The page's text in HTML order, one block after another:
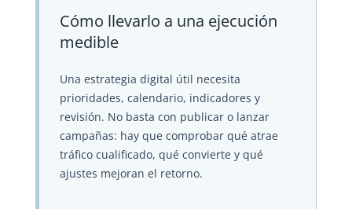
Cómo llevarlo a una ejecución
medible
Una estrategia digital útil necesita
prioridades, calendario, indicadores y
revisión. No basta con publicar o lanzar
campañas: hay que comprobar qué atrae
tráfico cualificado, qué convierte y qué
ajustes mejoran el retorno.